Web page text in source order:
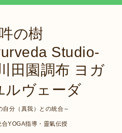
の樹
Studio-
田園調布 ヨガ
ルヴェーダ
自分（真我）との統合～
YOGA指導・靈氣伝授